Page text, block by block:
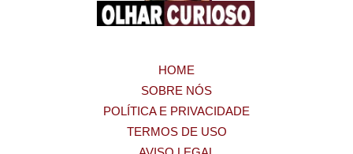
HOME
SOBRE NÓS
POLÍTICA E PRIVACIDADE
TERMOS DE USO